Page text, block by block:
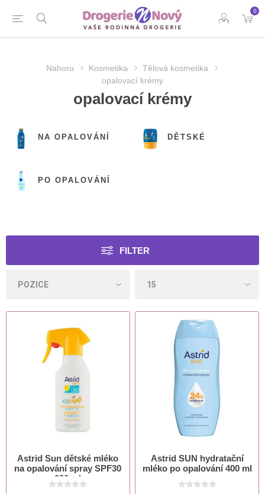
0
Nahoru Kosmetika
Tělová kosmetika
opalovací krémy
opalovací krémy
NA OPALOVÁNÍ DĚTSKÉ
PO OPALOVÁNÍ
FILTER
Astrid Sun dětské mléko
na opalování spray SPF30
200 ml
Astrid SUN hydratační
mléko po opalování 400 ml